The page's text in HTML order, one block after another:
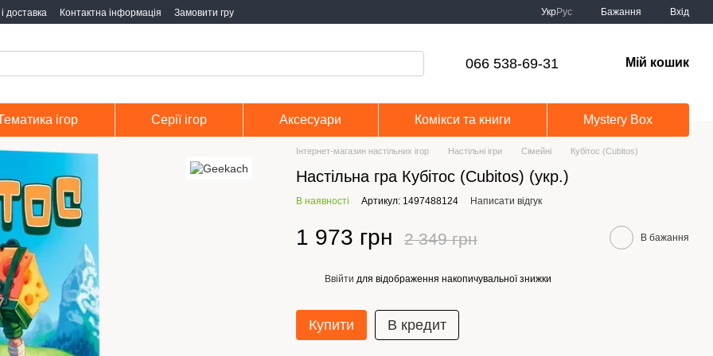
доставка Контактна інформація Замовити гру УкрРус Бажання Вхід
066 538-69-31 Мій кошик
ігор Серії ігор Аксесуари Комікси та книги Mystery Box
Інтернет-магазин настільних ігор Настільні ігри Сімейні Кубітос (Cubitos)
Настільна гра Кубітос (Cubitos) (укр.)
В наявності Артикул: 1497488124 Написати відгук
1 973 грн 2 349 грн В бажання
Ввійти для відображення накопичувальної знижки
Купити В кредит